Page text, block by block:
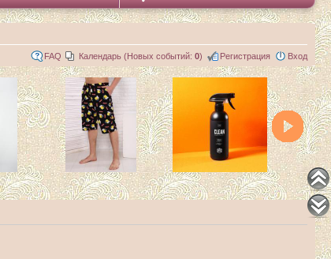
FAQ Календарь (Новых событий: 0) Регистрация Вход